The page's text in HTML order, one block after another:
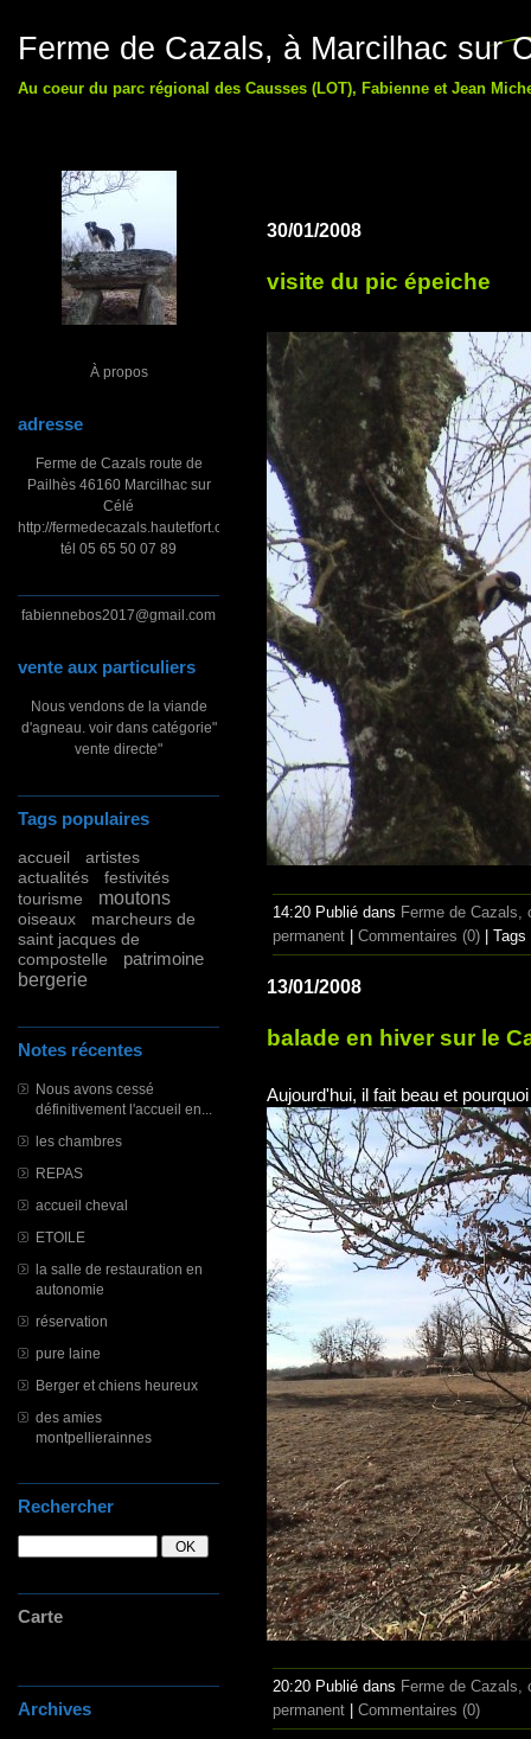
Ferme de Cazals, à Marcilhac sur
Au coeur du parc régional des Causses (LOT), Fabienne et Jean
À propos
adresse
Ferme de Cazals route de
Pailhès 46160 Marcilhac sur
Célé
http://fermedecazals.hautetfort.com
tél 05 65 50 07 89
fabiennebos2017@gmail.com
vente aux particuliers
Nous vendons de la viande
d'agneau. voir dans catégorie"
vente directe"
Tags populaires
accueil
artistes
actualités
festivités
tourisme
moutons
oiseaux
marcheurs de
saint jacques de
compostelle
patrimoine
bergerie
Notes récentes
Nous avons cessé
définitivement l'accueil en...
les chambres
REPAS
accueil cheval
ETOILE
la salle de restauration en
autonomie
réservation
pure laine
Berger et chiens heureux
des amies
montpellierainnes
Rechercher
Carte
Archives
30/01/2008
visite du pic épeiche
14:20 Publié dans Ferme de Cazals,
permanent | Commentaires (0) |
13/01/2008
balade en hiver sur le
Aujourd'hui, il fait beau et
20:20 Publié dans Ferme de Cazals,
permanent
Commentaires (0)